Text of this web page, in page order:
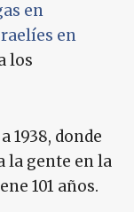
en
en
los
1938, donde
la gente en la
101 años.